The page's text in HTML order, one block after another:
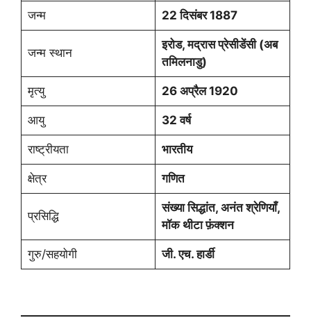
जन्म 22 दिसंबर 1887
जन्म स्थान
इरोड, मद्रास प्रेसीडेंसी (अब
तमिलनाडु)
मृत्यु 26 अप्रैल 1920
आयु 32 वर्ष
राष्ट्रीयता भारतीय
क्षेत्र गणित
प्रसिद्धि
संख्या सिद्धांत, अनंत श्रेणियाँ,
मॉक थीटा फ़ंक्शन
गुरु/सहयोगी जी. एच. हार्डी